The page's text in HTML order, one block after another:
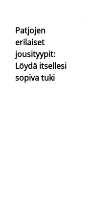
Patjojen
erilaiset
jousityypit:
Löydä itsellesi
sopiva tuki